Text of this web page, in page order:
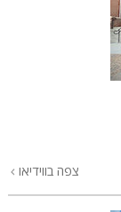
צפה בווידיאו